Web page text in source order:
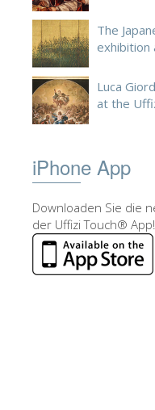
The
exhibition
Luca
at the
iPhone App
Downloaden Sie die
der Uffizi Touch® App!